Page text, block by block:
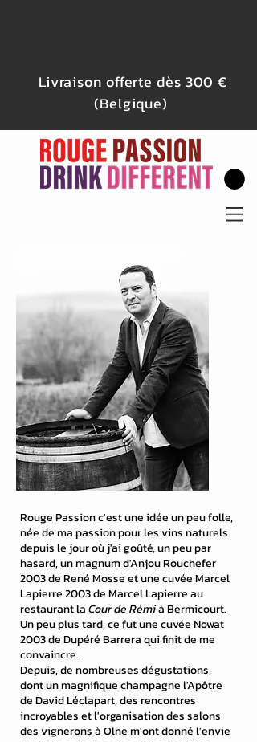
Livraison offerte dès 300 €
(Belgique)
Rouge Passion c'est une idée un peu folle,
née de ma passion pour les vins naturels
depuis le jour où j'ai goûté, un peu par
hasard, un magnum d'Anjou Rouchefer
2003 de René Mosse et une cuvée Marcel
Lapierre 2003 de Marcel Lapierre au
restaurantlaCour de Rémià Bermicourt.
Un peu plus tard, ce fut une cuvée Nowat
2003 de Dupéré Barrera qui finit de me
convaincre.
Depuis, de nombreuses dégustations,
dont un magnifique champagne l'Apôtre
de David Léclapart, des rencontres
incroyables et l'organisation des salons
des vignerons à Olne m'ont donné l'envie